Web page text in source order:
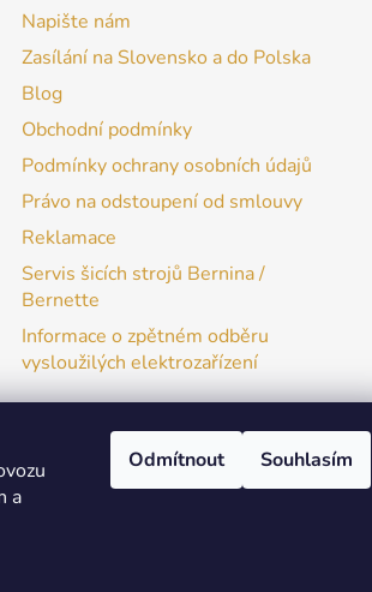
a
Odmítnout Souhlasím
Napište nám
Zasílání na Slovensko a do Polska
Blog
Obchodní podmínky
Podmínky ochrany osobních údajů
Právo na odstoupení od smlouvy
Reklamace
Servis šicích strojů Bernina /
Bernette
Informace o zpětném odběru
vysloužilých elektrozařízení
aja.cz